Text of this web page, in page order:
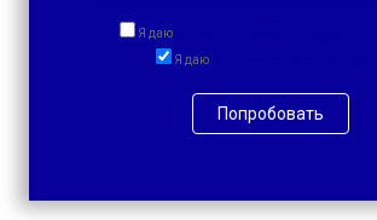
Я даю
Я даю
Попробовать